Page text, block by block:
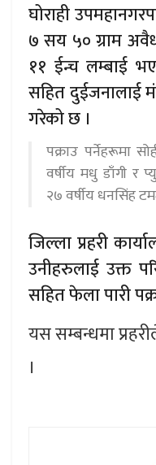
घोराही
७ सय ५० ग्राम
११ ईन्च लम्बाई
सहित दुईजनालाई
गरेको छ ।
पक्राउ पर्नेहरूमा
वर्षीय मधु डाँगी र
२७ वर्षीय धनसिंह
जिल्ला प्रहरी
उनीहरुलाई उक्त
सहित फेला पारी
यस सम्बन्धमा
।